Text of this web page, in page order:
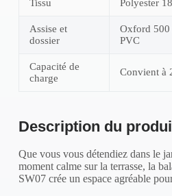
Tissu Polyester
Assise et
dossier
Oxford 500
PVC
Capacité de
charge
Convient à
Description du
Que vous vous détendiez dans le
moment calme sur la terrasse, la
SW07 crée un espace agréable